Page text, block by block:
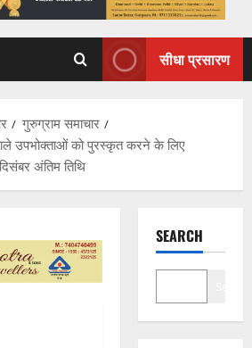
सीधा प्रसारण
गुरुग्राम समाचार
उपभोक्ताओं को पुरस्कृत करने के लिए
अंतिम तिथि
SEARCH